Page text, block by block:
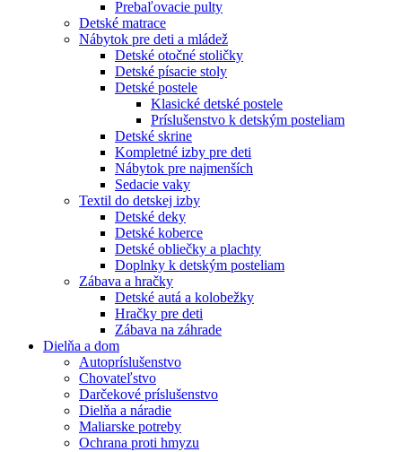
Prebaľovacie pulty
Detské matrace
Nábytok pre deti a mládež
Detské otočné stoličky
Detské písacie stoly
Detské postele
Klasické detské postele
Príslušenstvo k detským posteliam
Detské skrine
Kompletné izby pre deti
Nábytok pre najmenších
Sedacie vaky
Textil do detskej izby
Detské deky
Detské koberce
Detské obliečky a plachty
Doplnky k detským posteliam
Zábava a hračky
Detské autá a kolobežky
Hračky pre deti
Zábava na záhrade
Dielňa a dom
Autopríslušenstvo
Chovateľstvo
Darčekové príslušenstvo
Dielňa a náradie
Maliarske potreby
Ochrana proti hmyzu